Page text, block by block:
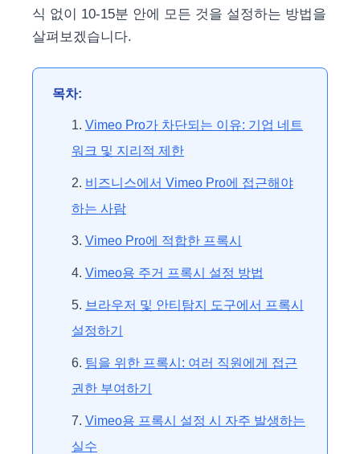
식 없이 10-15분 안에 모든 것을 설정하는 방법을
살펴보겠습니다.
목차:
Vimeo Pro가 차단되는 이유: 기업 네트
워크 및 지리적 제한
비즈니스에서 Vimeo Pro에 접근해야
하는 사람
Vimeo Pro에 적합한 프록시
Vimeo용 주거 프록시 설정 방법
브라우저 및 안티탐지 도구에서 프록시
설정하기
팀을 위한 프록시: 여러 직원에게 접근
권한 부여하기
Vimeo용 프록시 설정 시 자주 발생하는
실수